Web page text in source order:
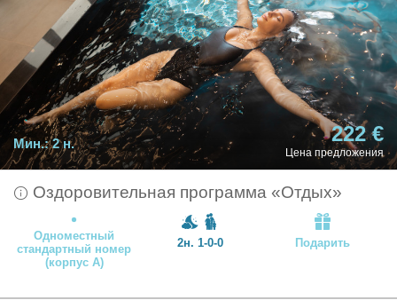
Мин.: 2 н. 222 €
Цена предложения
Оздоровительная программа «Отдых»
Подарить
Одноместный
стандартный номер
(корпус А)
2н. 1-0-0